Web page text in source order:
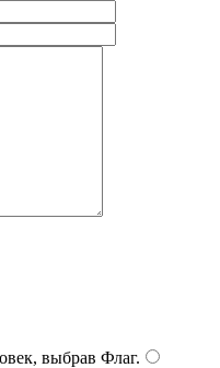
выбрав Флаг.